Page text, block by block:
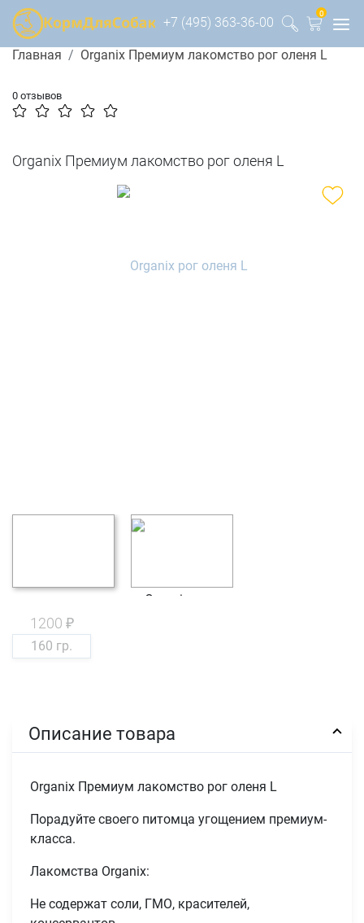
+7 (495) 363-36-00
0
Главная Organix Премиум лакомство рог оленя L
0 отзывов
Organix Премиум лакомство рог оленя L
1200 ₽
160 гр.
Описание товара
Organix Премиум лакомство рог оленя L
Порадуйте своего питомца угощением премиум-
класса.
Лакомства Organix:
Не содержат соли, ГМО, красителей,